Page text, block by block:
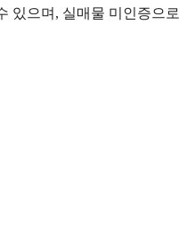
있으며, 실매물 미인증으로